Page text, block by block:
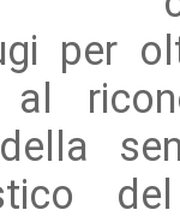
per
al